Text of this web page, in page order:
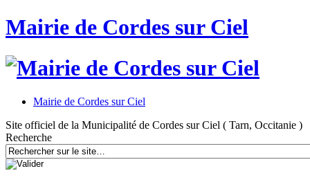
Mairie de Cordes sur Ciel
Mairie de Cordes sur Ciel
Site officiel de la Municipalité de Cordes sur Ciel ( Tarn, Occitanie )
Recherche